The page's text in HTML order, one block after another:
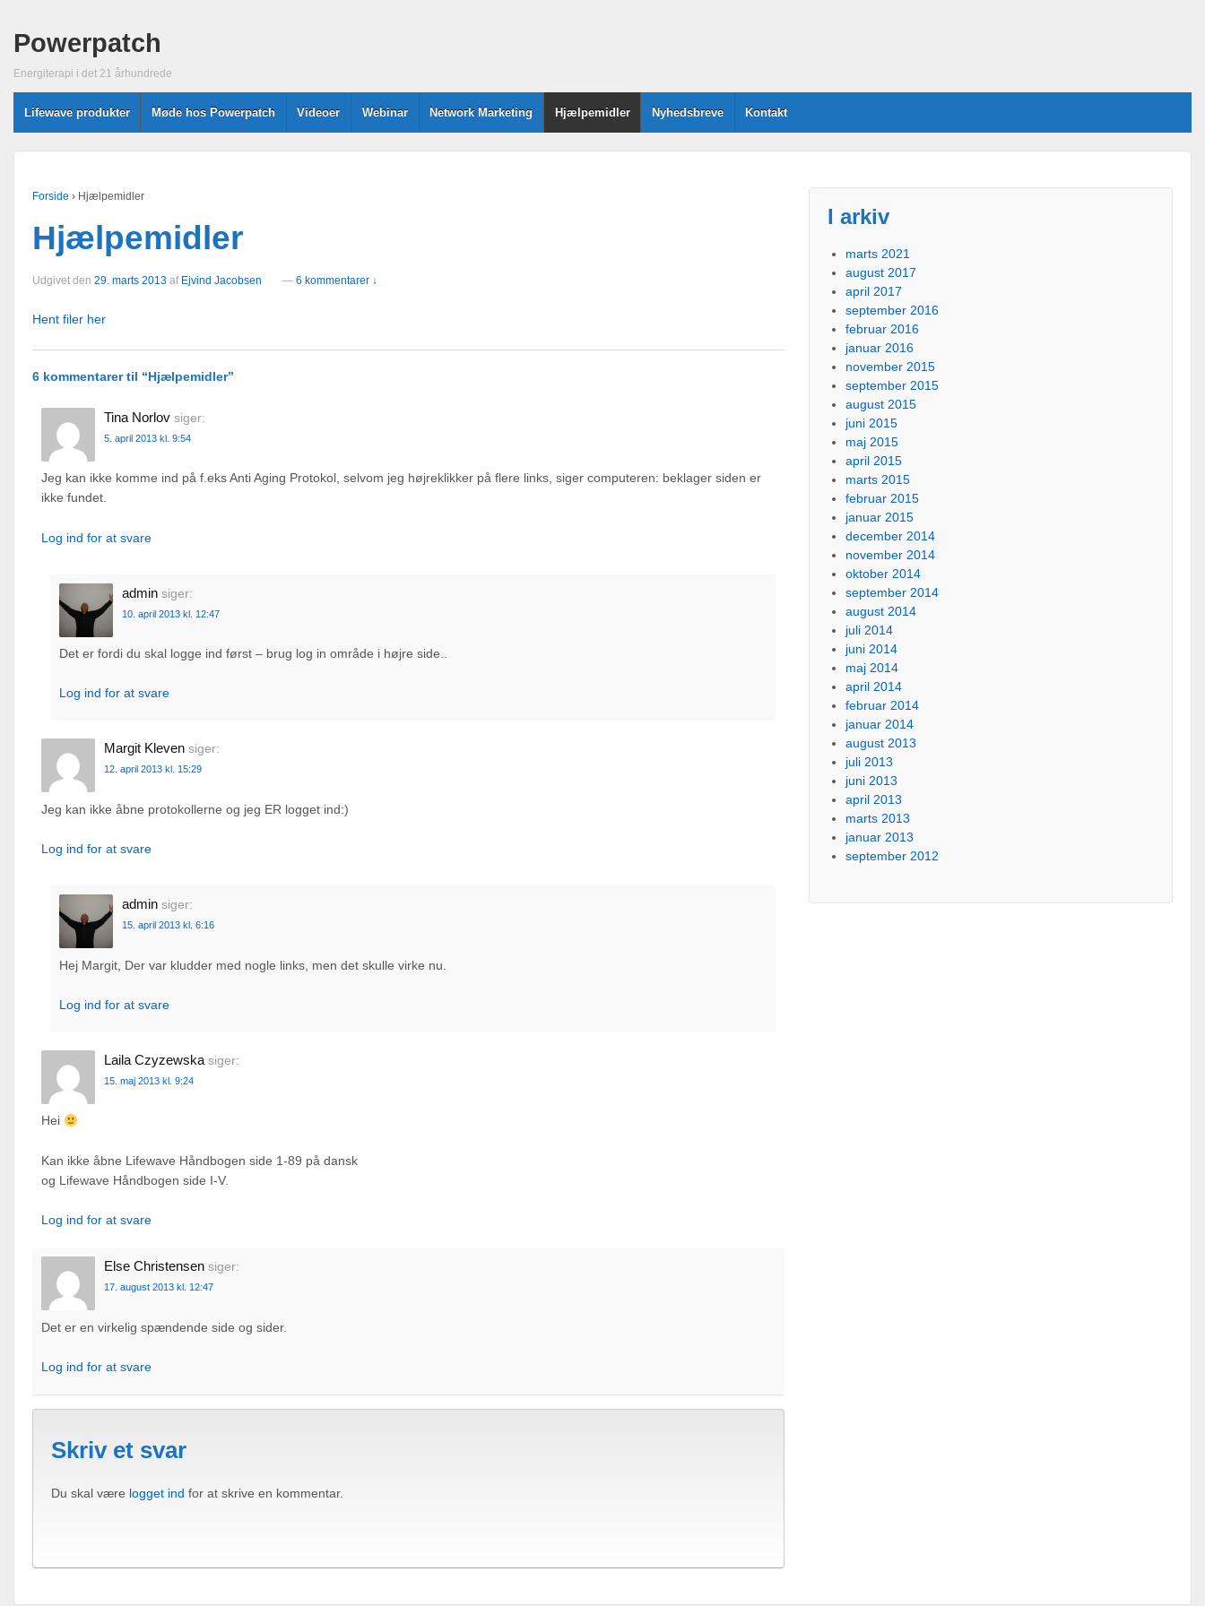
Powerpatch
Energiterapi i det 21 århundrede
Lifewave produkter Møde hos Powerpatch Videoer Webinar Network Marketing Hjælpemidler Nyhedsbreve Kontakt
Forside › Hjælpemidler
Hjælpemidler
Udgivet den 29. marts 2013 af Ejvind Jacobsen — 6 kommentarer ↓
Hent filer her
6 kommentarer til “Hjælpemidler”
Tina Norlov siger:
5. april 2013 kl. 9:54
Jeg kan ikke komme ind på f.eks Anti Aging Protokol, selvom jeg højreklikker på flere links, siger computeren: beklager siden er
ikke fundet.
Log ind for at svare
admin siger:
10. april 2013 kl. 12:47
Det er fordi du skal logge ind først – brug log in område i højre side..
Log ind for at svare
Margit Kleven siger:
12. april 2013 kl. 15:29
Jeg kan ikke åbne protokollerne og jeg ER logget ind:)
Log ind for at svare
admin siger:
15. april 2013 kl. 6:16
Hej Margit, Der var kludder med nogle links, men det skulle virke nu.
Log ind for at svare
Laila Czyzewska siger:
15. maj 2013 kl. 9:24
Hei
Kan ikke åbne Lifewave Håndbogen side 1-89 på dansk
og Lifewave Håndbogen side I-V.
Log ind for at svare
Else Christensen siger:
17. august 2013 kl. 12:47
Det er en virkelig spændende side og sider.
Log ind for at svare
Skriv et svar
Du skal være logget ind for at skrive en kommentar.
I arkiv
marts 2021
august 2017
april 2017
september 2016
februar 2016
januar 2016
november 2015
september 2015
august 2015
juni 2015
maj 2015
april 2015
marts 2015
februar 2015
januar 2015
december 2014
november 2014
oktober 2014
september 2014
august 2014
juli 2014
juni 2014
maj 2014
april 2014
februar 2014
januar 2014
august 2013
juli 2013
juni 2013
april 2013
marts 2013
januar 2013
september 2012